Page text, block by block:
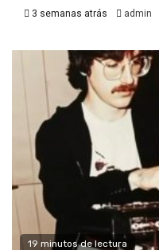
3 semanas atrás admin
19 minutos de lectura